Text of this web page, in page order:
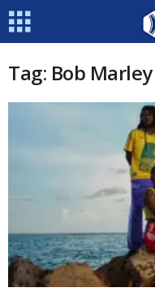
Tag: Bob Marley